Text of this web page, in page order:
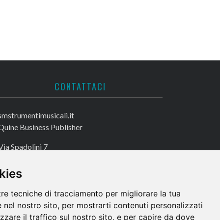
tecniche di tracciamento per migliorare la tua
nel nostro sito, per mostrarti contenuti personalizzati
il traffico sul nostro sito, e per capire da dove
CONTATTACI
Business Publisher
Spadolini 7
+39 02 49756990
+39 02 72016740